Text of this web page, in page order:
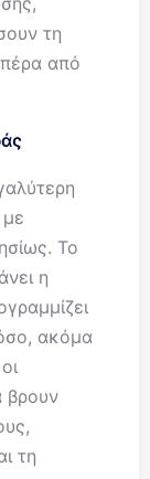
τη
από
Το
η
ακόμα
βρουν
τη